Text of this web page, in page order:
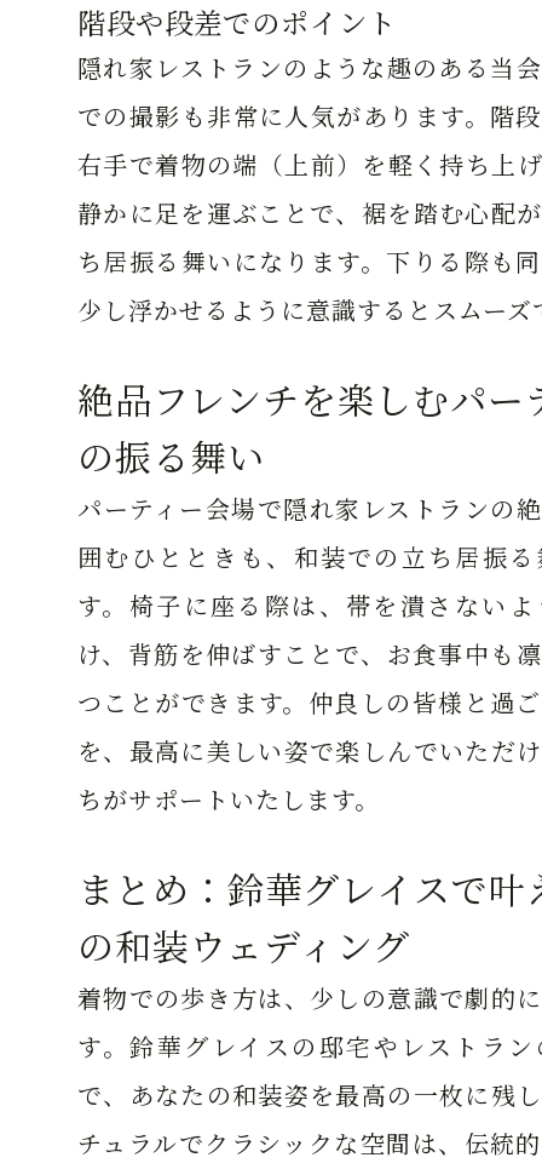
階段や段差でのポイント
隠れ家レストランのような趣のある当
での撮影も非常に人気があります。階
右手で着物の端（上前）を軽く持ち上
静かに足を運ぶことで、裾を踏む心配
ち居振る舞いになります。下りる際も
少し浮かせるように意識するとスムーズ
絶品フレンチを楽しむパー
の振る舞い
パーティー会場で隠れ家レストランの
囲むひとときも、和装での立ち居振
す。椅子に座る際は、帯を潰さない
け、背筋を伸ばすことで、お食事中も
つことができます。仲良しの皆様と過
を、最高に美しい姿で楽しんでいただ
ちがサポートいたします。
まとめ：鈴華グレイスで叶
の和装ウェディング
着物での歩き方は、少しの意識で劇的
す。鈴華グレイスの邸宅やレストラ
で、あなたの和装姿を最高の一枚に残
チュラルでクラシックな空間は、伝統